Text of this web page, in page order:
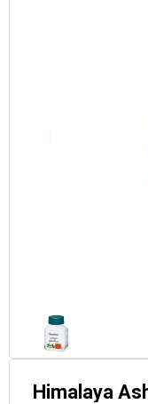
Himalaya